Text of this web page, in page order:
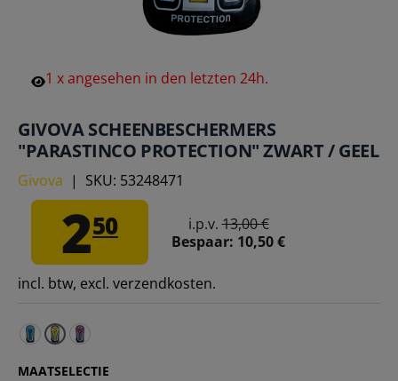
1 xangesehen in den letzten 24h.
GIVOVA SCHEENBESCHERMERS
"PARASTINCO PROTECTION" ZWART / GEEL
Givova | SKU: 53248471
250 i.p.v.13,00 €
Bespaar: 10,50 €
incl. btw, excl. verzendkosten.
MAATSELECTIE